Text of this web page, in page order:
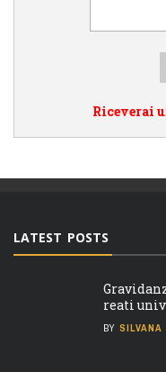
Riceverai
LATEST POSTS
reati
BY SILVANA